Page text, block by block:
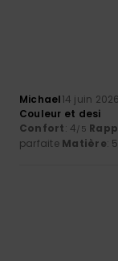
Michael14 juin 2026
Couleur et desi
Confort: 4/5
parfaite Matière: 5